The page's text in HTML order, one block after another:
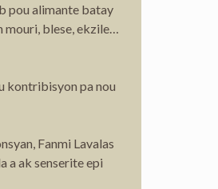
pou alimante batay
mouri, blese, ekzile…
kontribisyon pa nou
Fanmi Lavalas
a ak senserite epi